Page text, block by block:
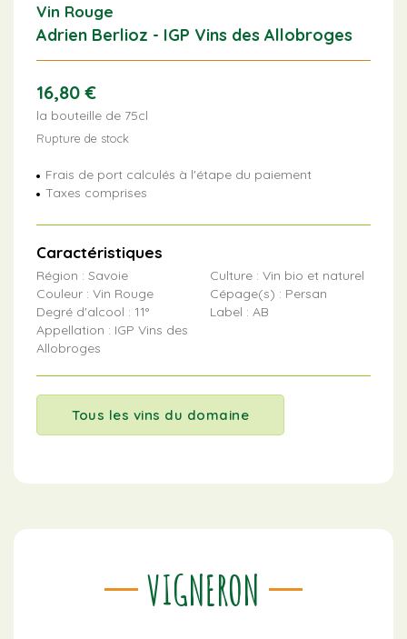
Vin Rouge
Adrien Berlioz - IGP Vins des Allobroges
16,80€
la bouteille de 75cl
Rupture de stock
Frais de port calculés à l'étape du paiement
Taxes comprises
Caractéristiques
Région : Savoie
Couleur : Vin Rouge
Degré d'alcool : 11°
Appellation : IGP Vins des
Allobroges
Culture : Vin bio et naturel
Cépage(s) : Persan
Label : AB
Tous les vins du domaine
VIGNERON